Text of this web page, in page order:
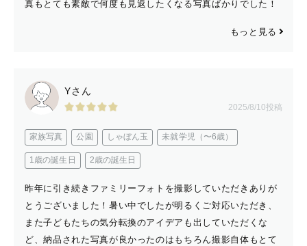
真もとても素敵で何度も見返したくなる写真ばかりでした！
もっと見る
Yさん
2025/8/10投稿
家族写真 公園 しゃぼん玉 未就学児（〜6歳）
1歳の誕生日 2歳の誕生日
昨年に引き続きファミリーフォトを撮影していただきありが
とうございました！暑い中でしたが明るくご対応いただき、
また子どもたちの気分転換のアイデアも出していただくな
ど、納品された写真が良かったのはもちろん撮影自体もとて